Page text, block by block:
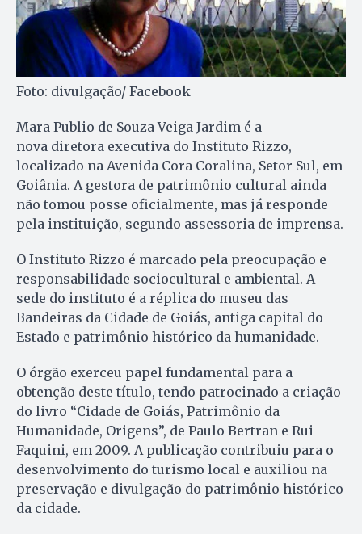
Foto: divulgação/ Facebook
Mara Publio de Souza Veiga Jardim é a
nova diretora executiva do Instituto Rizzo,
localizado na Avenida Cora Coralina, Setor Sul, em
Goiânia. A gestora de patrimônio cultural ainda
não tomou posse oficialmente, mas já responde
pela instituição, segundo assessoria de imprensa.
O Instituto Rizzo é marcado pela preocupação e
responsabilidade sociocultural e ambiental. A
sede do instituto é a réplica do museu das
Bandeiras da Cidade de Goiás, antiga capital do
Estado e patrimônio histórico da humanidade.
O órgão exerceu papel fundamental para a
obtenção deste título, tendo patrocinado a criação
do livro “Cidade de Goiás, Patrimônio da
Humanidade, Origens”, de Paulo Bertran e Rui
Faquini, em 2009. A publicação contribuiu para o
desenvolvimento do turismo local e auxiliou na
preservação e divulgação do patrimônio histórico
da cidade.